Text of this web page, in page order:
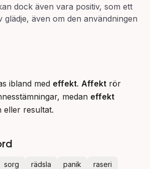
dock även vara positiv, som ett
glädje, även om den användningen
ibland med effekt. Affekt rör
medan effekt
eller resultat.
sorg rädsla panik
raseri